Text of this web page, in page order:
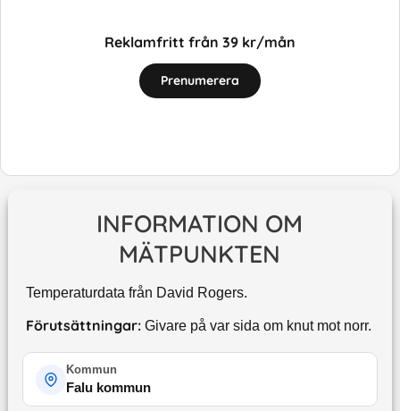
Reklamfritt från 39 kr/mån
Prenumerera
INFORMATION OM
MÄTPUNKTEN
Temperaturdata från David Rogers.
Förutsättningar: Givare på var sida om knut mot norr.
Kommun
Falu kommun